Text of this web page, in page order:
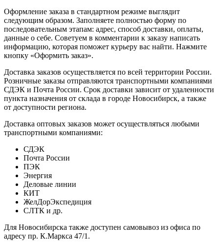
Оформление заказа в стандартном режиме выглядит
следующим образом. Заполняете полностью форму по
последовательным этапам: адрес, способ доставки, оплаты,
данные о себе. Советуем в комментарии к заказу написать
информацию, которая поможет курьеру вас найти. Нажмите
кнопку «Оформить заказ».
Доставка заказов осуществляется по всей территории России.
Розничные заказы отправляются транспортными компаниями
СДЭК и Почта России. Срок доставки зависит от удаленности
пункта назначения от склада в городе Новосибирск, а также
от доступности региона.
Доставка оптовых заказов может осуществляться любыми
транспортными компаниями:
СДЭК
Почта России
ПЭК
Энергия
Деловые линии
КИТ
ЖелДорЭкспедиция
СЛТК и др.
Для Новосибирска также доступен самовывоз из офиса по
адресу пр. К.Маркса 47/1.